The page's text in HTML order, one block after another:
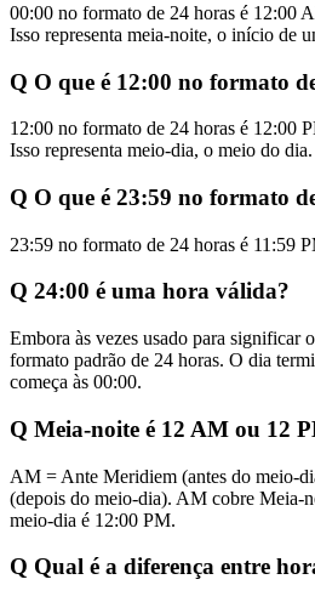
00:00 no formato de 24 horas é 12:00
Isso representa meia-noite, o início de
Q O que é 12:00 no formato
12:00 no formato de 24 horas é 12:00
Isso representa meio-dia, o meio do dia.
Q O que é 23:59 no formato
23:59 no formato de 24 horas é 11:59
Q 24:00 é uma hora válida?
Embora às vezes usado para significar
formato padrão de 24 horas. O dia
começa às 00:00.
Q Meia-noite é 12 AM ou 12
AM = Ante Meridiem (antes do meio-
(depois do meio-dia). AM cobre Meia-
meio-dia é 12:00 PM.
Q Qual é a diferença entre